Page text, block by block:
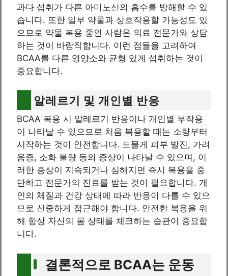
과다 섭취가 다른 아미노산의 흡수를 방해할 수 있
습니다. 또한 일부 약물과 상호작용할 가능성도 있
으므로 약물 복용 중인 사람은 의료 전문가와 상담
하는 것이 바람직합니다. 이런 점들을 고려하여
BCAA를 다른 영양소와 균형 있게 섭취하는 것이
중요합니다.
알레르기 및 개인별 반응
BCAA 복용 시 알레르기 반응이나 개인별 부작용
이 나타날 수 있으므로 처음 복용할 때는 소량부터
시작하는 것이 안전합니다. 드물게 피부 발진, 가려
움증, 소화 불량 등의 증상이 나타날 수 있으며, 이
러한 증상이 지속되거나 심해지면 즉시 복용을 중
단하고 전문가의 진료를 받는 것이 필요합니다. 개
인의 체질과 건강 상태에 따라 반응이 다를 수 있으
므로 신중하게 접근해야 합니다. 안전한 복용을 위
해 항상 자신의 몸 상태를 체크하는 습관이 중요합
니다.
결론적으로 BCAA는 운동